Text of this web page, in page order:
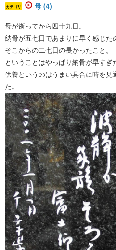
カテゴリ 母 (4)
母が逝ってから四十九日。
納骨が五七日であまりに早く感じた
そこからの二七日の長かったこと。
ということはやっぱり納骨が早す
供養というのはうまい具合に時を見
た。